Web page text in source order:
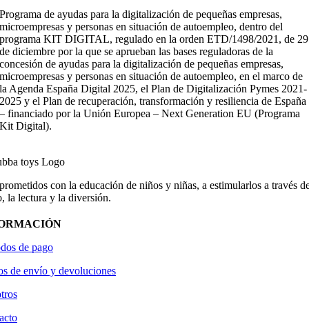
Programa de ayudas para la digitalización de pequeñas empresas,
microempresas y personas en situación de autoempleo, dentro del
programa KIT DIGITAL, regulado en la orden ETD/1498/2021, de 29
de diciembre por la que se aprueban las bases reguladoras de la
concesión de ayudas para la digitalización de pequeñas empresas,
microempresas y personas en situación de autoempleo, en el marco de
la Agenda España Digital 2025, el Plan de Digitalización Pymes 2021-
2025 y el Plan de recuperación, transformación y resiliencia de España
– financiado por la Unión Europea – Next Generation EU (Programa
Kit Digital).
con la educación de niños y niñas, a estimularlos a través
la lectura y la diversión.
de pago
de envío y devoluciones